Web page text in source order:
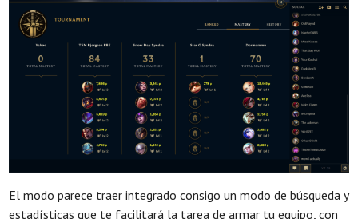
El modo parece traer integrado consigo un modo de búsqueda y
estadísticas que te facilitará la tarea de armar tu equipo, con